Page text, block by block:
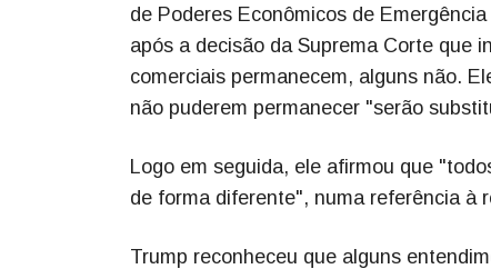
de Poderes Econômicos de
após a decisão da Suprema Corte que
comerciais permanecem, alguns não.
não puderem permanecer "serão
Logo em seguida, ele afirmou que
de forma diferente", numa referência à
Trump reconheceu que alguns